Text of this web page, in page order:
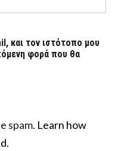
και τον ιστότοπο μου
φορά που θα
spam. Learn how